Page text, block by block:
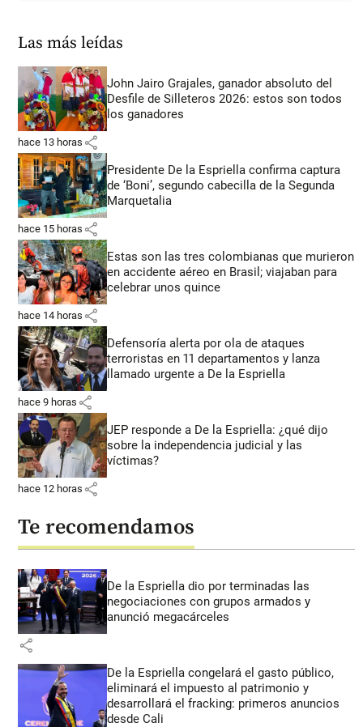
Las más leídas
John Jairo Grajales, ganador absoluto del
Desfile de Silleteros 2026: estos son todos
los ganadores
hace 13 horas share
Presidente De la Espriella confirma captura
de ‘Boni’, segundo cabecilla de la Segunda
Marquetalia
hace 15 horas share
Estas son las tres colombianas que murieron
en accidente aéreo en Brasil; viajaban para
celebrar unos quince
hace 14 horas share
Defensoría alerta por ola de ataques
terroristas en 11 departamentos y lanza
llamado urgente a De la Espriella
hace 9 horas share
JEP responde a De la Espriella: ¿qué dijo
sobre la independencia judicial y las
víctimas?
hace 12 horas share
Te recomendamos
De la Espriella dio por terminadas las
negociaciones con grupos armados y
anunció megacárceles
share
De la Espriella congelará el gasto público,
eliminará el impuesto al patrimonio y
desarrollará el fracking: primeros anuncios
desde Cali